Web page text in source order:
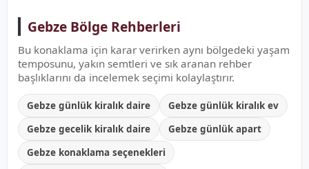
Gebze Bölge Rehberleri
Bu konaklama için karar verirken aynı bölgedeki yaşam
temposunu, yakın semtleri ve sık aranan rehber
başlıklarını da incelemek seçimi kolaylaştırır.
Gebze günlük kiralık daire
Gebze günlük kiralık ev
Gebze gecelik kiralık daire
Gebze günlük apart
Gebze konaklama seçenekleri